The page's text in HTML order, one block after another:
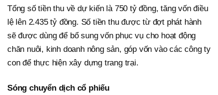
Tổng số tiền thu về dự kiến là 750 tỷ đồng, tăng vốn điều
lệ lên 2.435 tỷ đồng. Số tiền thu được từ đợt phát hành
sẽ được dùng để bổ sung vốn phục vụ cho hoạt động
chăn nuôi, kinh doanh nông sản, góp vốn vào các công ty
con để thực hiện xây dựng trang trại.
Sóng chuyển dịch cổ phiếu